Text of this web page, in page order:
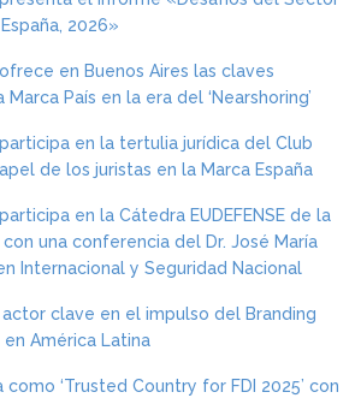
2026»
en Buenos Aires las claves
País en la era del ‘Nearshoring’
participa en la tertulia jurídica del Club
de los juristas en la Marca España
en la Cátedra EUDEFENSE de la
una conferencia del Dr. José María
Internacional y Seguridad Nacional
actor clave en el impulso del Branding
América Latina
como ‘Trusted Country for FDI 2025’ con